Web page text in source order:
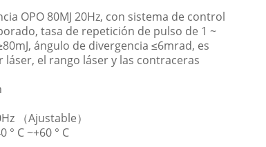
OPO 80MJ 20Hz, con sistema de control
tasa de repetición de pulso de 1 ~
ángulo de divergencia ≤6mrad, es
el rango láser y las contraceras
（Ajustable）
C ~+60 ° C